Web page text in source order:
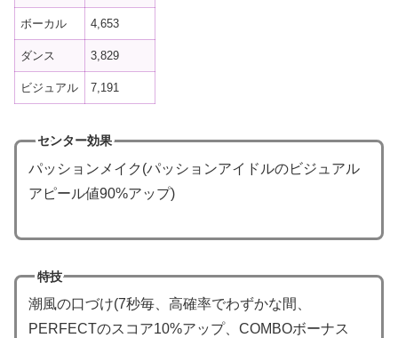
ボーカル 4,653
ダンス 3,829
ビジュアル 7,191
センター効果
パッションメイク(パッションアイドルのビジュアル
アピール値90%アップ)
特技
潮風の口づけ(7秒毎、高確率でわずかな間、
PERFECTのスコア10%アップ、COMBOボーナス